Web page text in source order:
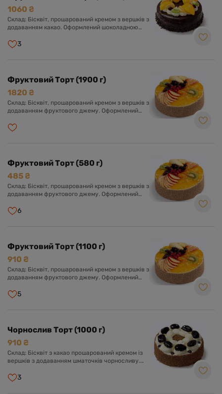
1060 ₴
Склад: Бісквіт, прошарований кремом з вершків з
додаванням какао. Оформлений шоколадною
желе.
3
Фруктовий Торт (1900 г)
1820 ₴
Склад: Бісквіт, прошарований кремом з вершків з
додаванням фруктового джему. Оформлений
прозорому желе.
Фруктовий Торт (580 г)
485 ₴
Склад: Бісквіт, прошарований кремом з вершків з
додаванням фруктового джему. Оформлений
прозорому желе.
6
Фруктовий Торт (1100 г)
910 ₴
Склад: Бісквіт, прошарований кремом з вершків з
додаванням фруктового джему. Оформлений
прозорому желе.
5
Чорнослив Торт (1000 г)
910 ₴
Склад: Бісквіт з какао прошарований кремом із
вершків з додаванням шматочків чорносливу.
прикрашений шоколадною глазур'ю.
3